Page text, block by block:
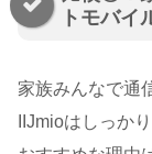
トモバイ
家族みんなで通
IIJmioはしっか